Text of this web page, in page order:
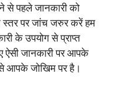
से पहले जानकारी को
पर जांच जरुर करें हम
के उपयोग से प्राप्त
ऐसी जानकारी पर आपके
से आपके जोखिम पर है।